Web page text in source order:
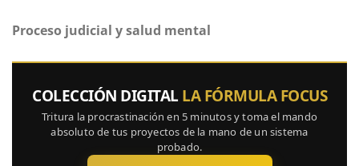
Proceso judicial y salud mental
COLECCIÓN DIGITAL LA FÓRMULA FOCUS
Tritura la procrastinación en 5 minutos y toma el mando
absoluto de tus proyectos de la mano de un sistema
probado.